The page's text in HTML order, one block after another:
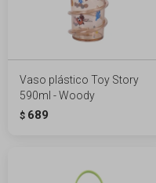
Vaso plástico Toy Story
590ml - Woody
$ 689